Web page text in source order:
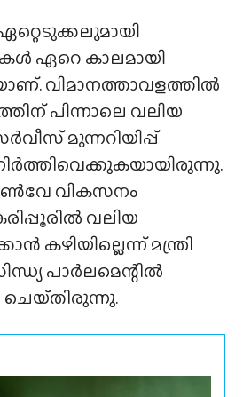
ഏറെ കാലമായി
വിമാനത്താവളത്തിൽ
പിന്നാലെ വലിയ
മുന്നറിയിപ്പ്
വികസനം
വലിയ
കഴിയില്ലെന്ന് മന്ത്രി
പാർലമെന്റിൽ